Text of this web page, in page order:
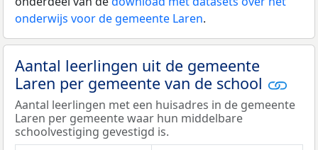
onderwijs voor de gemeente Laren.
Aantal leerlingen uit de gemeente
Laren per gemeente van de school
Aantal leerlingen met een huisadres in de gemeente
Laren per gemeente waar hun middelbare
schoolvestiging gevestigd is.